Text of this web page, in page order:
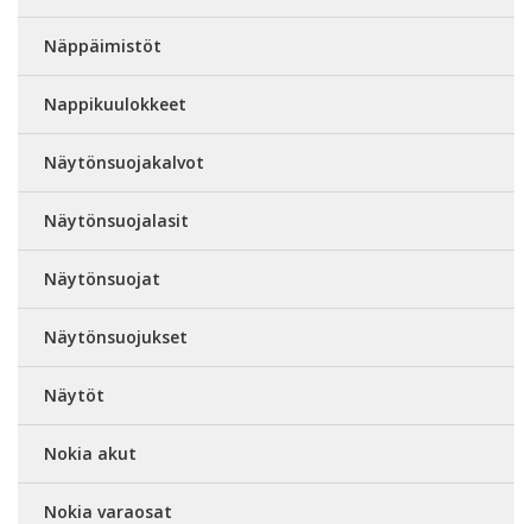
Näppäimistöt
Nappikuulokkeet
Näytönsuojakalvot
Näytönsuojalasit
Näytönsuojat
Näytönsuojukset
Näytöt
Nokia akut
Nokia varaosat